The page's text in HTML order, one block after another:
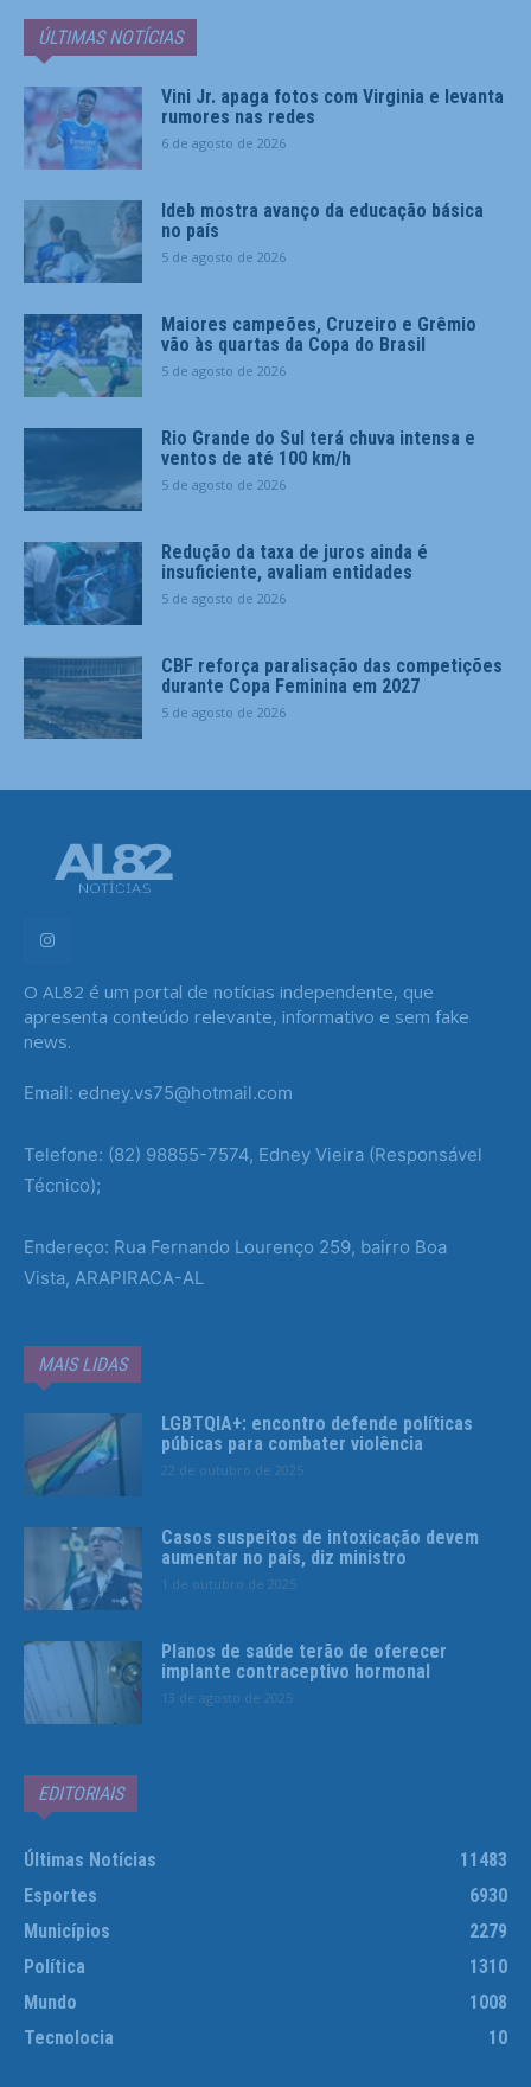
ÚLTIMAS NOTÍCIAS
Vini Jr. apaga fotos com Virginia e levanta
rumores nas redes
6 de agosto de 2026
Ideb mostra avanço da educação básica
no país
5 de agosto de 2026
Maiores campeões, Cruzeiro e Grêmio
vão às quartas da Copa do Brasil
5 de agosto de 2026
Rio Grande do Sul terá chuva intensa e
ventos de até 100 km/h
5 de agosto de 2026
Redução da taxa de juros ainda é
insuficiente, avaliam entidades
5 de agosto de 2026
CBF reforça paralisação das competições
durante Copa Feminina em 2027
5 de agosto de 2026
O AL82 é um portal de notícias independente, que
apresenta conteúdo relevante, informativo e sem fake
news.
Email: edney.vs75@hotmail.com
Telefone: (82) 98855-7574, Edney Vieira (Responsável
Técnico);
Endereço: Rua Fernando Lourenço 259, bairro Boa
Vista, ARAPIRACA-AL
MAIS LIDAS
LGBTQIA+: encontro defende políticas
púbicas para combater violência
22 de outubro de 2025
Casos suspeitos de intoxicação devem
aumentar no país, diz ministro
1 de outubro de 2025
Planos de saúde terão de oferecer
implante contraceptivo hormonal
13 de agosto de 2025
EDITORIAIS
Últimas Notícias
11483
Esportes
6930
Municípios
2279
Política
1310
Mundo
1008
Tecnolocia
10